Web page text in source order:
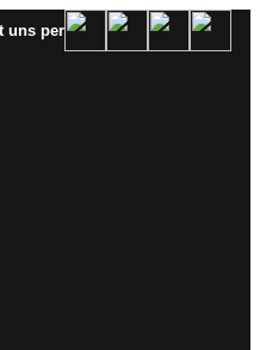
uns per